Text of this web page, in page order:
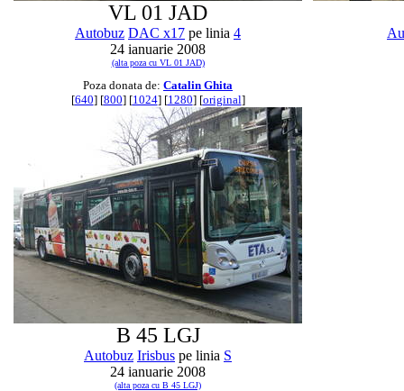
VL 01 JAD
Autobuz DAC x17 pe linia 4
24 ianuarie 2008
(alta poza cu VL 01 JAD)
Poza donata de: Catalin Ghita
[640] [800] [1024] [1280] [original]
B 45 LGJ
Autobuz Irisbus pe linia S
24 ianuarie 2008
(alta poza cu B 45 LGJ)